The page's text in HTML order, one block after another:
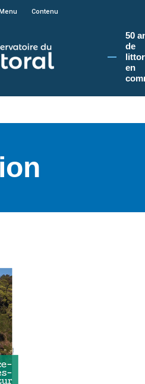
le site du Conservatoire du littoral, vous
Contenu
50
de
en